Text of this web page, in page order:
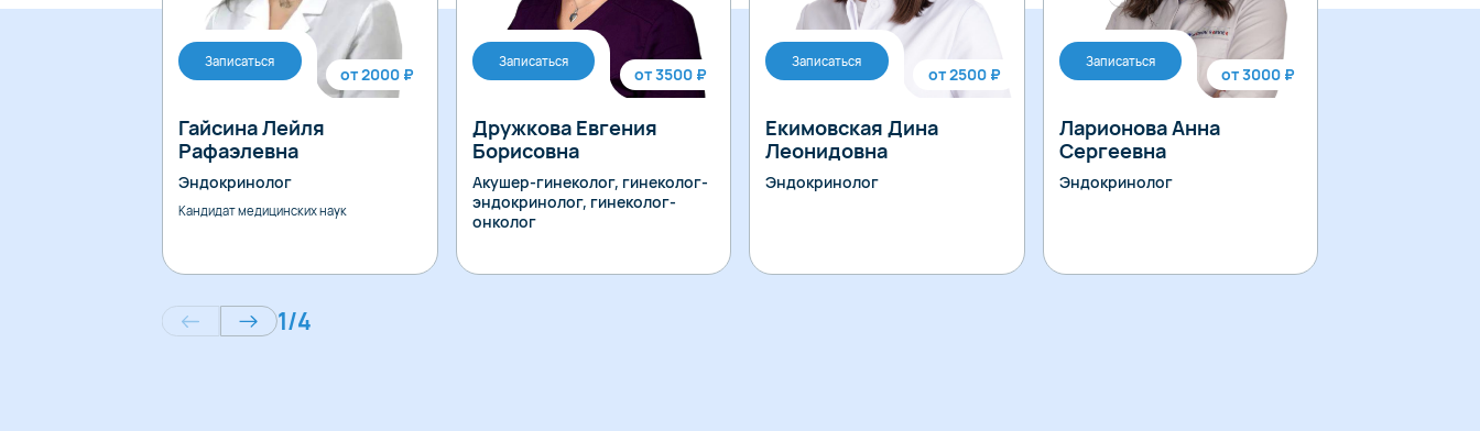
Записаться
от 2000 ₽
Гайсина Лейля
Рафаэлевна
Эндокринолог
Кандидат медицинских наук
Записаться
от 3500 ₽
Дружкова Евгения
Борисовна
Акушер-гинеколог, гинеколог-
эндокринолог, гинеколог-
онколог
Записаться
от 2500 ₽
Екимовская Дина
Леонидовна
Эндокринолог
Записаться
от 3000 ₽
Ларионова Анна
Сергеевна
Эндокринолог
1/4